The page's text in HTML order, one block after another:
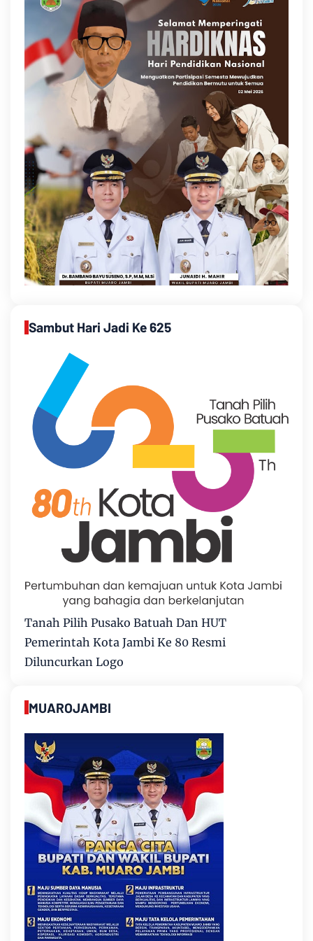
Sambut Hari Jadi Ke 625
Tanah Pilih Pusako Batuah Dan HUT
Pemerintah Kota Jambi Ke 80 Resmi
Diluncurkan Logo
MUAROJAMBI